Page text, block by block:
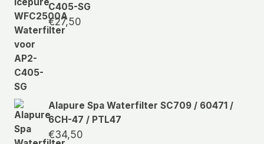
C405-SG
€27,50
Alapure Spa Waterfilter SC709 / 60471 /
6CH-47 / PTL47
€34,50